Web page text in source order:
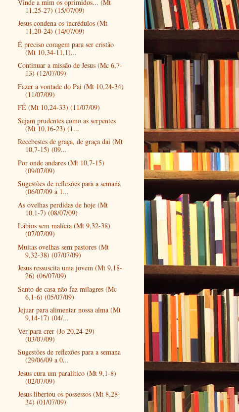
Vinde a mim os oprimidos... (Mt
11,25-27) (15/07/09)
Jesus condena os incrédulos (Mt
11,20-24) (14/07/09)
É preciso coragem para ser cristão
(Mt 10,34-11,1)...
Continuar a missão de Jesus (Mc 6,7-
13) (12/07/09)
Fazer a vontade do Pai (Mt 10,24-34)
(11/07/09)
FÉ (Mt 10,24-33) (11/07/09)
Sejam prudentes como as serpentes
(Mt 10,16-23) (1...
Recebestes de graça, de graça dai (Mt
10,7-15) (09...
Por onde andares (Mt 10,7-15)
(09/07/09)
Sugestões de reflexões para a semana
(06/07/09 a 1...
As ovelhas perdidas de hoje (Mt
10,1-7) (08/07/09)
Lábios sem malícia (Mt 9,32-38)
(07/07/09)
Muitas ovelhas sem pastores (Mt
9,32-38) (07/07/09)
Jesus ressuscita uma jovem (Mt 9,18-
26) (06/07/09)
Santo de casa não faz milagres (Mc
6,1-6) (05/07/09)
Jejuar para alimentar nossa alma (Mt
9,14-17) (04/...
Ver para crer (Jo 20,24-29)
(03/07/09)
Sugestões de reflexões para a semana
(29/06/09 a 0...
Jesus cura um paralítico (Mt 9,1-8)
(02/07/09)
Jesus libertou os possessos (Mt 8,28-
34) (01/07/09)